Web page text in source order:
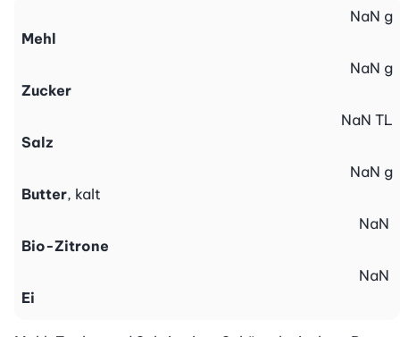
Mehl
NaN g
Zucker
NaN g
Salz
NaN TL
Butter, kalt
NaN g
Bio-Zitrone
NaN
Ei
NaN